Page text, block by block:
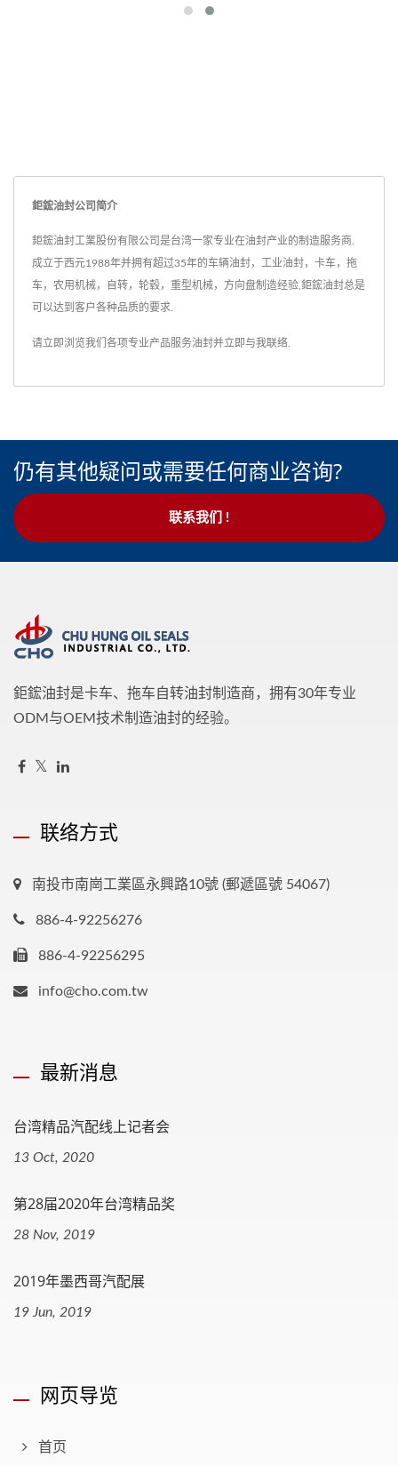
鉅鋐油封公司简介
鉅鋐油封工業股份有限公司是台湾一家专业在油封产业的制造服务商.
成立于西元1988年并拥有超过35年的车辆油封，工业油封，卡车，拖
车，农用机械，自转，轮毂，重型机械，方向盘制造经验,鉅鋐油封总是
可以达到客户各种品质的要求.
请立即浏览我们各项专业产品服务油封并立即与我联络
仍有其他疑问或需要任何商业咨询?
联系我们 !
鉅鋐油封是卡车、拖车自转油封制造商，拥有30年专业
ODM与OEM技术制造油封的经验。
联络方式
南投市南崗工業區永興路10號 (郵遞區號 54067)
886-4-92256276
886-4-92256295
info@cho.com.tw
最新消息
台湾精品汽配线上记者会
13 Oct, 2020
第28届2020年台湾精品奖
28 Nov, 2019
2019年墨西哥汽配展
19 Jun, 2019
网页导览
首页